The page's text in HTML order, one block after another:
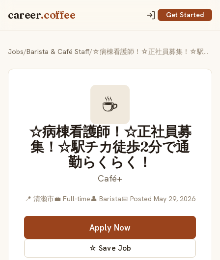
career.coffee Get Started
Jobs/Barista & Café Staff/ ☆病棟看護師！☆正社員募集！☆駅チカ徒歩2分で通勤らくらく！
☕
☆病棟看護師！☆正社員募
集！☆駅チカ徒歩2分で通
勤らくらく！
Café+
📍 清瀬市💼 Full-time👤 Barista📅 Posted May 29, 2026
Apply Now
☆ Save Job